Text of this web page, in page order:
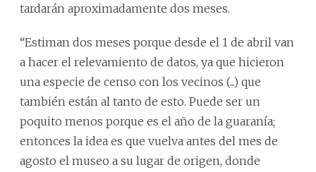
tardarán aproximadamente dos meses.
“Estiman dos meses porque desde el 1 de abril van
a hacer el relevamiento de datos, ya que hicieron
una especie de censo con los vecinos (...) que
también están al tanto de esto. Puede ser un
poquito menos porque es el año de la guaranía;
entonces la idea es que vuelva antes del mes de
agosto el museo a su lugar de origen, donde